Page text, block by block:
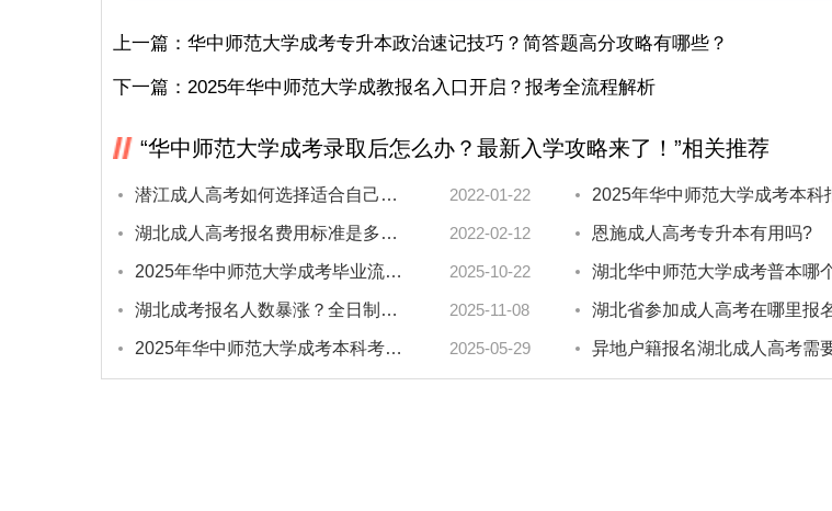
上一篇： 华中师范大学成考专升本政治速记技巧？简答题高分攻略有哪些？
下一篇： 2025年华中师范大学成教报名入口开启？报考全流程解析
“华中师范大学成考录取后怎么办？最新入学攻略来了！”相关推荐
潜江成人高考如何选择适合自己的专业？ 2022-01-22
湖北成人高考报名费用标准是多少？ 2022-02-12 恩施成人高考专升本有用吗?
2025年华中师范大学成考毕业流程怎么走？手把手教你领证！ 2025-10-22
湖北成考报名人数暴涨？全日制学历怎么拿？ 2025-11-08 湖北省参加成人高考在哪里报
2025年华中师范大学成考本科考什么？报考指南来了！ 2025-05-29